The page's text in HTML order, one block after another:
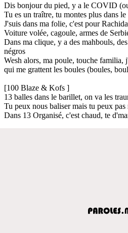
Dis bonjour du pied, y a le COVID
Tu es un traître, tu montes plus dans
J'suis dans ma folie, c'est pour
Voiture volée, cagoule, armes de
Dans ma clique, y a des mahbouls,
négros
Wesh alors, ma poule, touche familia,
qui me grattent les boules (boules,
[100 Blaze & Kofs ]
13 balles dans le barillet, on va les
Tu peux nous baliser mais tu peux pas
Dans 13 Organisé, c'est chaud, te